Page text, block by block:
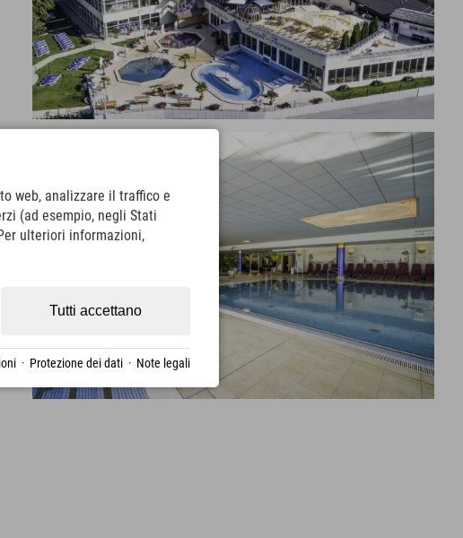
web, analizzare il traffico e
(ad esempio, negli Stati
ulteriori informazioni,
Tutti accettano
· Protezione dei dati · Note legali